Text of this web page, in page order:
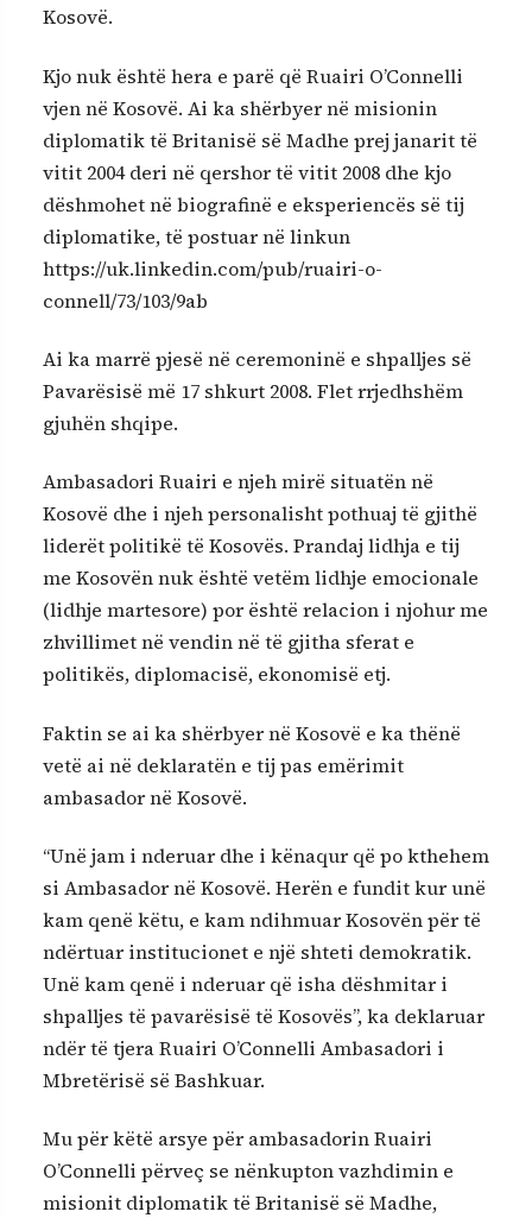
Kosovë.
Kjo nuk është hera e parë që Ruairi O’Connelli
vjen në Kosovë. Ai ka shërbyer në misionin
diplomatik të Britanisë së Madhe prej janarit të
vitit 2004 deri në qershor të vitit 2008 dhe kjo
dëshmohet në biografinë e eksperiencës së tij
diplomatike, të postuar në linkun
https://uk.linkedin.com/pub/ruairi-o-
connell/73/103/9ab
Ai ka marrë pjesë në ceremoninë e shpalljes së
Pavarësisë më 17 shkurt 2008. Flet rrjedhshëm
gjuhën shqipe.
Ambasadori Ruairi e njeh mirë situatën në
Kosovë dhe i njeh personalisht pothuaj të gjithë
liderët politikë të Kosovës. Prandaj lidhja e tij
me Kosovën nuk është vetëm lidhje emocionale
(lidhje martesore) por është relacion i njohur me
zhvillimet në vendin në të gjitha sferat e
politikës, diplomacisë, ekonomisë etj.
Faktin se ai ka shërbyer në Kosovë e ka thënë
vetë ai në deklaratën e tij pas emërimit
ambasador në Kosovë.
“Unë jam i nderuar dhe i kënaqur që po kthehem
si Ambasador në Kosovë. Herën e fundit kur unë
kam qenë këtu, e kam ndihmuar Kosovën për të
ndërtuar institucionet e një shteti demokratik.
Unë kam qenë i nderuar që isha dëshmitar i
shpalljes të pavarësisë të Kosovës”, ka deklaruar
ndër të tjera Ruairi O’Connelli Ambasadori i
Mbretërisë së Bashkuar.
Mu për këtë arsye për ambasadorin Ruairi
O’Connelli përveç se nënkupton vazhdimin e
misionit diplomatik të Britanisë së Madhe,